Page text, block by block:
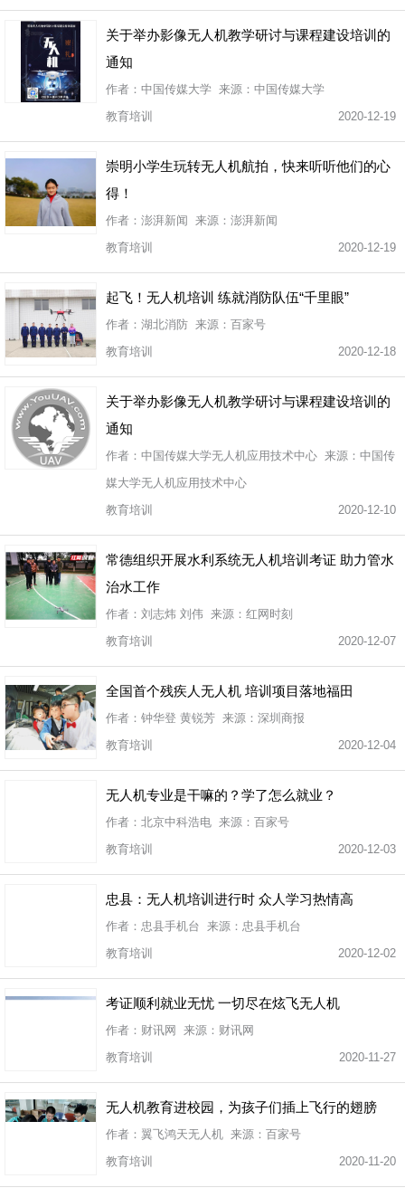
关于举办影像无人机教学研讨与课程建设培训的
通知
作者：中国传媒大学 来源：中国传媒大学
教育培训
2020-12-19
崇明小学生玩转无人机航拍，快来听听他们的心
得！
作者：澎湃新闻 来源：澎湃新闻
教育培训
2020-12-19
起飞！无人机培训 练就消防队伍“千里眼”
作者：湖北消防 来源：百家号
教育培训
2020-12-18
关于举办影像无人机教学研讨与课程建设培训的
通知
作者：中国传媒大学无人机应用技术中心 来源：中国传
媒大学无人机应用技术中心
教育培训
2020-12-10
常德组织开展水利系统无人机培训考证 助力管水
治水工作
作者：刘志炜 刘伟 来源：红网时刻
教育培训
2020-12-07
全国首个残疾人无人机 培训项目落地福田
作者：钟华登 黄锐芳 来源：深圳商报
教育培训
2020-12-04
无人机专业是干嘛的？学了怎么就业？
作者：北京中科浩电 来源：百家号
教育培训
2020-12-03
忠县：无人机培训进行时 众人学习热情高
作者：忠县手机台 来源：忠县手机台
教育培训
2020-12-02
考证顺利就业无忧 一切尽在炫飞无人机
作者：财讯网 来源：财讯网
教育培训
2020-11-27
无人机教育进校园，为孩子们插上飞行的翅膀
作者：翼飞鸿天无人机 来源：百家号
教育培训
2020-11-20